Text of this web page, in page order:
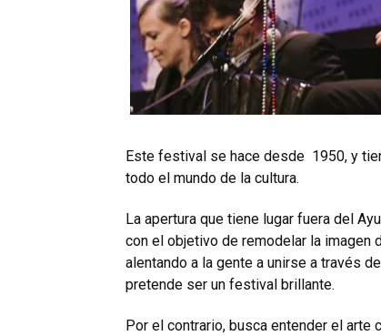
Este festival se hace desde 1950, y
todo el mundo de la cultura.
La apertura que tiene lugar fuera del
con el objetivo de remodelar la imagen
alentando a la gente a unirse a través
pretende ser un festival brillante.
Por el contrario, busca entender el